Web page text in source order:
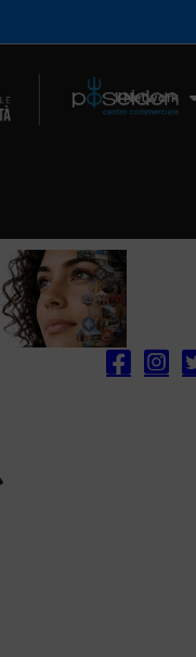
Il Network